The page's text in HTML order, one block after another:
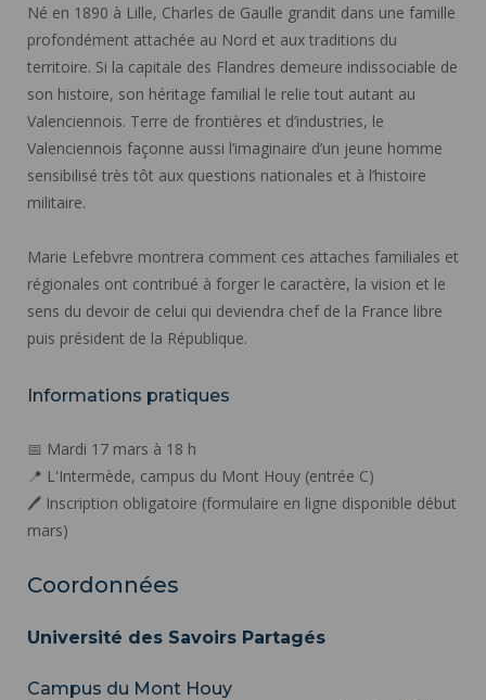
Né en 1890 à Lille, Charles de Gaulle grandit dans une famille
profondément attachée au Nord et aux traditions du
territoire. Si la capitale des Flandres demeure indissociable de
son histoire, son héritage familial le relie tout autant au
Valenciennois. Terre de frontières et d’industries, le
Valenciennois façonne aussi l’imaginaire d’un jeune homme
sensibilisé très tôt aux questions nationales et à l’histoire
militaire.
Marie Lefebvre montrera comment ces attaches familiales et
régionales ont contribué à forger le caractère, la vision et le
sens du devoir de celui qui deviendra chef de la France libre
puis président de la République.
Informations pratiques
📅 Mardi 17 mars à 18 h
📍 L'Intermède, campus du Mont Houy (entrée C)
🖊️ Inscription obligatoire (formulaire en ligne disponible début
mars)
Coordonnées
Université des Savoirs Partagés
Campus du Mont Houy